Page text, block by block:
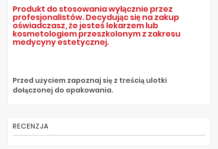
Produkt do stosowania wyłącznie przez
profesjonalistów. Decydując się na zakup
oświadczasz, że jesteś lekarzem lub
kosmetologiem przeszkolonym z zakresu
medycyny estetycznej.
Przed użyciem zapoznaj się z treścią ulotki
dołączonej do opakowania.
RECENZJA